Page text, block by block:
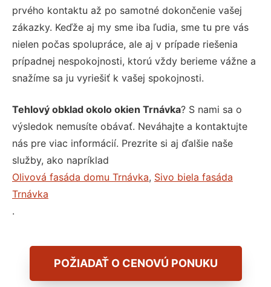
prvého kontaktu až po samotné dokončenie vašej
zákazky. Keďže aj my sme iba ľudia, sme tu pre vás
nielen počas spolupráce, ale aj v prípade riešenia
prípadnej nespokojnosti, ktorú vždy berieme vážne a
snažíme sa ju vyriešiť k vašej spokojnosti.
Tehlový obklad okolo okien Trnávka? S nami sa o
výsledok nemusíte obávať. Neváhajte a kontaktujte
nás pre viac informácií. Prezrite si aj ďalšie naše
služby, ako napríklad
Olivová fasáda domu Trnávka, Sivo biela fasáda
Trnávka
.
POŽIADAŤ O CENOVÚ PONUKU